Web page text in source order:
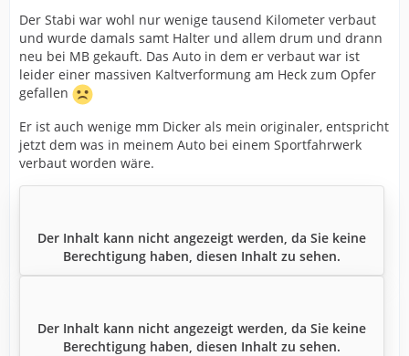
Der Stabi war wohl nur wenige tausend Kilometer verbaut
und wurde damals samt Halter und allem drum und drann
neu bei MB gekauft. Das Auto in dem er verbaut war ist
leider einer massiven Kaltverformung am Heck zum Opfer
gefallen
Er ist auch wenige mm Dicker als mein originaler, entspricht
jetzt dem was in meinem Auto bei einem Sportfahrwerk
verbaut worden wäre.
Der Inhalt kann nicht angezeigt werden, da Sie keine
Berechtigung haben, diesen Inhalt zu sehen.
Der Inhalt kann nicht angezeigt werden, da Sie keine
Berechtigung haben, diesen Inhalt zu sehen.